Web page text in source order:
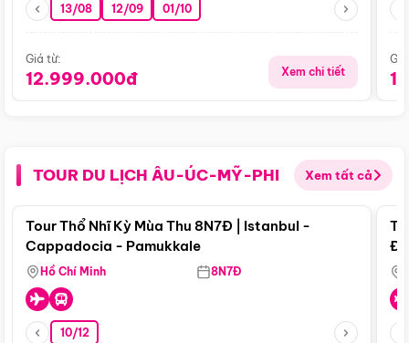
13/08 12/09 01/10
Giá từ:
12.999.000đ Xem chi tiết
TOUR DU LỊCH ÂU-ÚC-MỸ-PHI Xem tất cả
Điểm nổi bật
Tour Thổ Nhĩ Kỳ Mùa Thu 8N7Đ | Istanbul -
Cappadocia - Pamukkale
Hồ Chí Minh 8N7Đ
10/12